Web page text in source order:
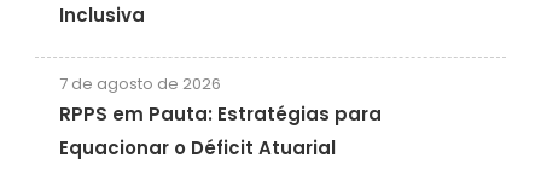
Inclusiva
7 de agosto de 2026
RPPS em Pauta: Estratégias para
Equacionar o Déficit Atuarial